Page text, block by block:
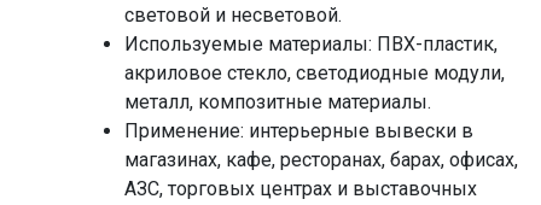
световой и несветовой.
Используемые материалы: ПВХ-пластик,
акриловое стекло, светодиодные модули,
металл, композитные материалы.
Применение: интерьерные вывески в
магазинах, кафе, ресторанах, барах, офисах,
АЗС, торговых центрах и выставочных